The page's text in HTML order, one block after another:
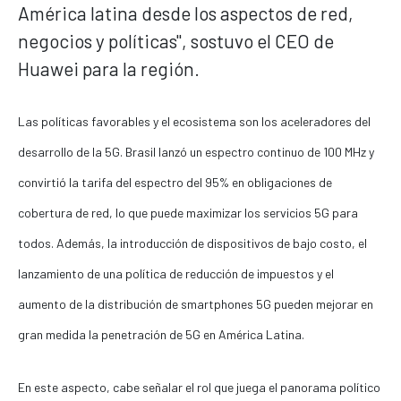
América latina desde los aspectos de red,
negocios y políticas", sostuvo el CEO de
Huawei para la región.
Las políticas favorables y el ecosistema son los aceleradores del
desarrollo de la 5G. Brasil lanzó un espectro continuo de 100 MHz y
convirtió la tarifa del espectro del 95% en obligaciones de
cobertura de red, lo que puede maximizar los servicios 5G para
todos. Además, la introducción de dispositivos de bajo costo, el
lanzamiento de una política de reducción de impuestos y el
aumento de la distribución de smartphones 5G pueden mejorar en
gran medida la penetración de 5G en América Latina.
En este aspecto, cabe señalar el rol que juega el panorama político